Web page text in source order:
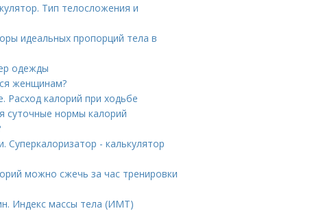
Тип телосложения и
идеальных пропорций тела в
одежды
женщинам?
Расход калорий при ходьбе
суточные нормы калорий
Суперкалоризатор - калькулятор
можно сжечь за час тренировки
Индекс массы тела (ИМТ)